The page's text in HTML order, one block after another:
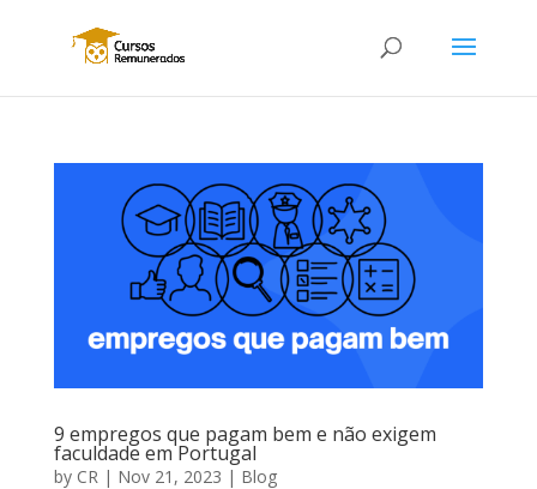
9 empregos que pagam bem e não exigem
faculdade em Portugal
by CR | Nov 21, 2023 | Blog